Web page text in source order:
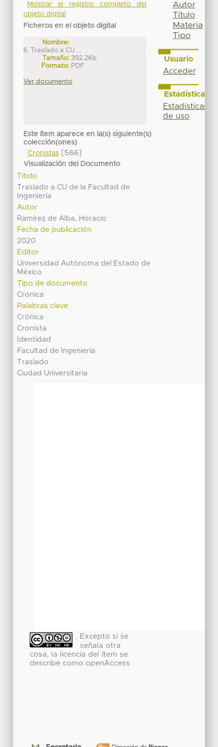
Mostrar el registro completo del
objeto digital
Ficheros en el objeto digital
Nombre:
6. Traslado a CU ...
Tamaño: 392.2Kb
Formato: PDF
Ver documento
Este ítem aparece en la(s) siguiente(s)
colección(ones)
Cronistas[566]
Visualización del Documento
Título
Traslado a CU de la Facultad de
Ingeniería
Autor
Ramírez de Alba, Horacio
Fecha de publicación
2020
Editor
Universidad Autónoma del Estado de
México
Tipo de documento
Crónica
Palabras clave
Crónica
Cronista
Identidad
Facultad de Ingeniería
Traslado
Ciudad Universitaria
Excepto si se
señala otra
cosa, la licencia del ítem se
describe como openAccess
Autor
Título
Materia
Tipo
Usuario
Acceder
Estadísticas
Estadísticas
de uso